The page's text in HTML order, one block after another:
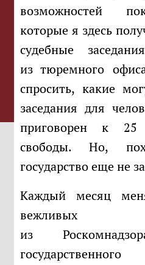
возможностей
которые я здесь
судебные
из тюремного
спросить, какие
заседания для
приговорен к
свободы. Но,
государство еще не
Каждый месяц меня навещает пара
вежливых
из